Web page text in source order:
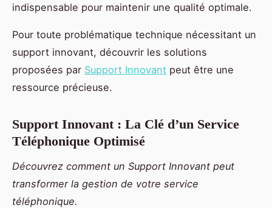
indispensable pour maintenir une qualité optimale.
Pour toute problématique technique nécessitant un
support innovant, découvrir les solutions
proposées par Support Innovant peut être une
ressource précieuse.
Support Innovant : La Clé d’un Service
Téléphonique Optimisé
Découvrez comment un Support Innovant peut
transformer la gestion de votre service
téléphonique.